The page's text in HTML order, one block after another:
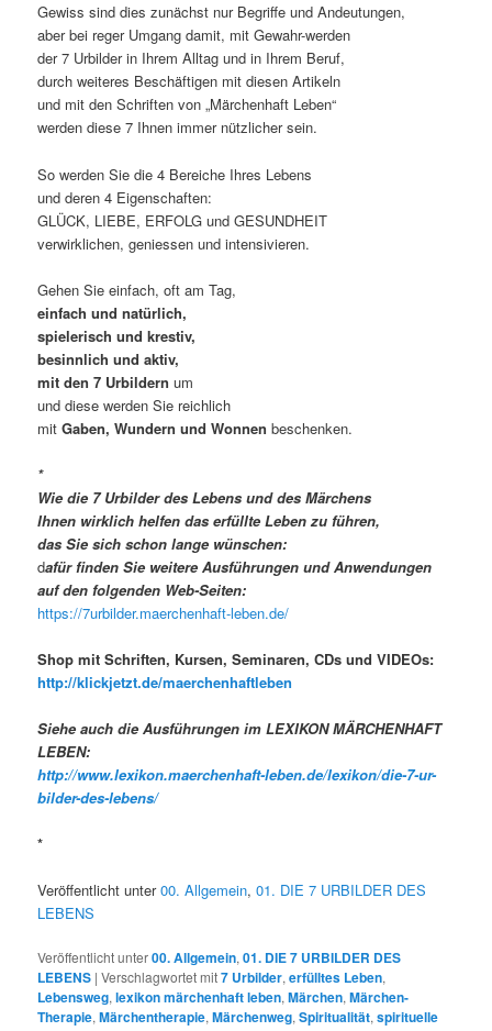
Gewiss sind dies zunächst nur Begriffe und Andeutungen,
aber bei reger Umgang damit, mit Gewahr-werden
der 7 Urbilder in Ihrem Alltag und in Ihrem Beruf,
durch weiteres Beschäftigen mit diesen Artikeln
und mit den Schriften von „Märchenhaft Leben“
werden diese 7 Ihnen immer nützlicher sein.
So werden Sie die 4 Bereiche Ihres Lebens
und deren 4 Eigenschaften:
GLÜCK, LIEBE, ERFOLG und GESUNDHEIT
verwirklichen, geniessen und intensivieren.
Gehen Sie einfach, oft am Tag,
einfach und natürlich,
spielerisch und krestiv,
besinnlich und aktiv,
mit den 7 Urbildern um
und diese werden Sie reichlich
mitGaben, Wundern und Wonnen beschenken.
*
Wie die 7 Urbilder des Lebens und des Märchens
Ihnen wirklich helfen das erfüllte Leben zu führen,
das Sie sich schon lange wünschen:
dafür finden Sie weitere Ausführungen und Anwendungen
auf den folgenden Web-Seiten:
https://7urbilder.maerchenhaft-leben.de/
Shop mit Schriften, Kursen, Seminaren, CDs und VIDEOs:
http://klickjetzt.de/maerchenhaftleben
Siehe auch die Ausführungen im LEXIKON MÄRCHENHAFT
LEBEN:
http://www.lexikon.maerchenhaft-leben.de/lexikon/die-7-ur-
bilder-des-lebens/
*
Veröffentlicht unter00. Allgemein,01. DIE 7 URBILDER DES
LEBENS
Veröffentlicht unter00. Allgemein,01. DIE 7 URBILDER DES
LEBENS |Verschlagwortet mit7 Urbilder,erfülltes Leben,
Lebensweg,lexikon märchenhaft leben,Märchen,Märchen-
Therapie,Märchentherapie,Märchenweg,Spiritualität,spirituelle